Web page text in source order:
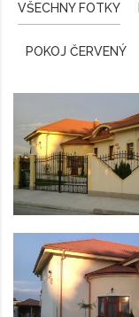
VŠECHNY FOTKY
POKOJ ČERVENÝ